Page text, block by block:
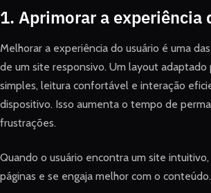
1. Aprimorar a experiência
Melhorar a experiência do usuário é uma
de um site responsivo. Um layout adaptado
simples, leitura confortável e interação
dispositivo. Isso aumenta o tempo de
frustrações.
Quando o usuário encontra um site
páginas e se engaja melhor com o conteúdo.